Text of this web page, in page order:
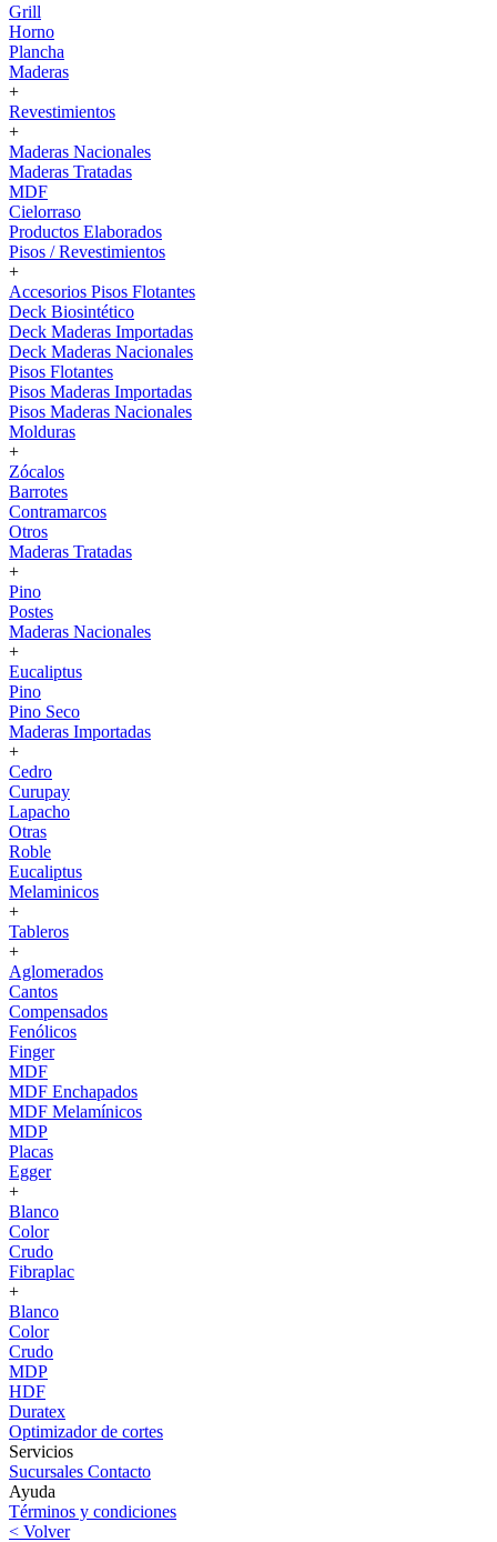
Grill
Horno
Plancha
Maderas
+
Revestimientos
+
Maderas Nacionales
Maderas Tratadas
MDF
Cielorraso
Productos Elaborados
Pisos / Revestimientos
+
Accesorios Pisos Flotantes
Deck Biosintético
Deck Maderas Importadas
Deck Maderas Nacionales
Pisos Flotantes
Pisos Maderas Importadas
Pisos Maderas Nacionales
Molduras
+
Zócalos
Barrotes
Contramarcos
Otros
Maderas Tratadas
+
Pino
Postes
Maderas Nacionales
+
Eucaliptus
Pino
Pino Seco
Maderas Importadas
+
Cedro
Curupay
Lapacho
Otras
Roble
Eucaliptus
Melaminicos
+
Tableros
+
Aglomerados
Cantos
Compensados
Fenólicos
Finger
MDF
MDF Enchapados
MDF Melamínicos
MDP
Placas
Egger
+
Blanco
Color
Crudo
Fibraplac
+
Blanco
Color
Crudo
MDP
HDF
Duratex
Optimizador de cortes
Servicios
Sucursales Contacto
Ayuda
Términos y condiciones
< Volver